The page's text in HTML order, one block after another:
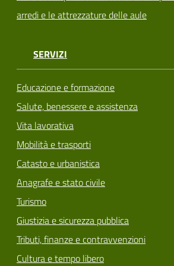
arredi e le attrezzature delle aule
SERVIZI
Educazione e formazione
Salute, benessere e assistenza
Vita lavorativa
Mobilità e trasporti
Catasto e urbanistica
Anagrafe e stato civile
Turismo
Giustizia e sicurezza pubblica
Tributi, finanze e contravvenzioni
Cultura e tempo libero